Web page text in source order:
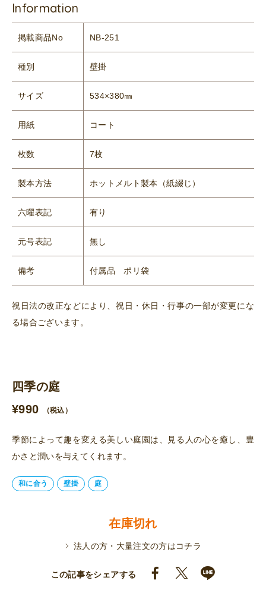
Information
掲載商品No NB-251
種別 壁掛
サイズ 534×380㎜
用紙 コート
枚数 7枚
製本方法 ホットメルト製本（紙綴じ）
六曜表記 有り
元号表記 無し
備考 付属品 ポリ袋
祝日法の改正などにより、祝日・休日・行事の一部が変更にな
る場合ございます。
四季の庭
¥990 （税込）
季節によって趣を変える美しい庭園は、見る人の心を癒し、豊
かさと潤いを与えてくれます。
和に合う 壁掛 庭
在庫切れ
法人の方・大量注文の方はコチラ
この記事をシェアする